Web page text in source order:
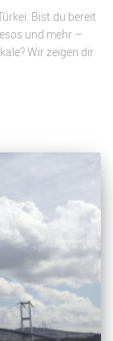
Bist du bereit
und mehr –
Wir zeigen dir